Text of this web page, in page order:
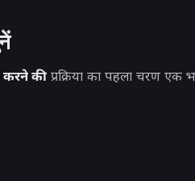
करने की प्रक्रिया का पहला चरण एक